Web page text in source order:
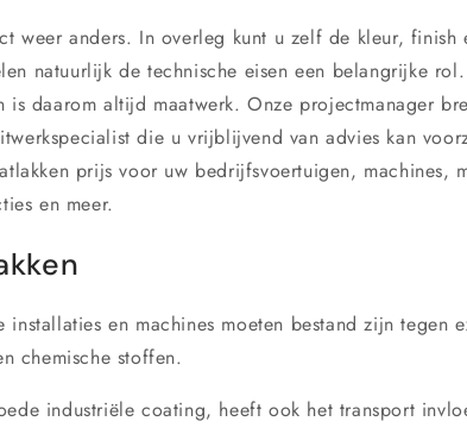
weer anders. In overleg kunt u zelf de kleur, finish
natuurlijk de technische eisen een belangrijke
is daarom altijd maatwerk. Onze projectmanager
die u vrijblijvend van advies kan
prijs voor uw bedrijfsvoertuigen, machines,
en meer.
en machines moeten bestand zijn tegen
chemische stoffen.
industriële coating, heeft ook het transport